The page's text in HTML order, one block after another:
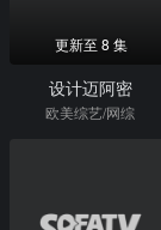
更新至 8 集
设计迈阿密
欧美综艺/网综